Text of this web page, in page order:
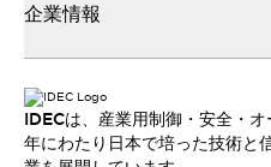
企業情報
IDECは、産業用制御・安全・
年にわたり日本で培った技術と